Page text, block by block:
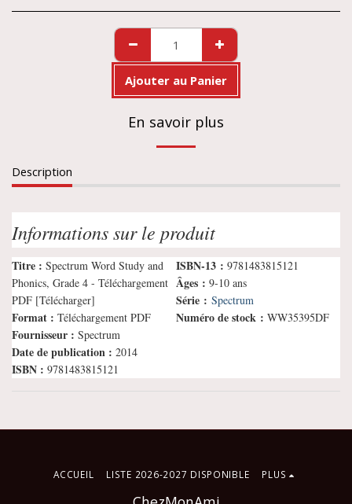
Ajouter au Panier
En savoir plus
Description
Informations sur le produit
Titre : Spectrum Word Study and
Phonics, Grade 4 - Téléchargement
PDF [Télécharger]
Format : Téléchargement PDF
Fournisseur : Spectrum
Date de publication : 2014
ISBN : 9781483815121
ISBN-13 : 9781483815121
Âges : 9-10 ans
Série : Spectrum
Numéro de stock : WW35395DF
ACCUEIL LISTE 2026-2027 DISPONIBLE PLUS